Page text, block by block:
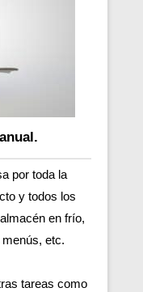
por toda la
y todos los
en frío,
etc.
tareas como